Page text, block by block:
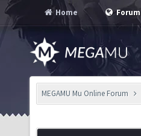
Home Forum
MEGAMU Mu Online Forum